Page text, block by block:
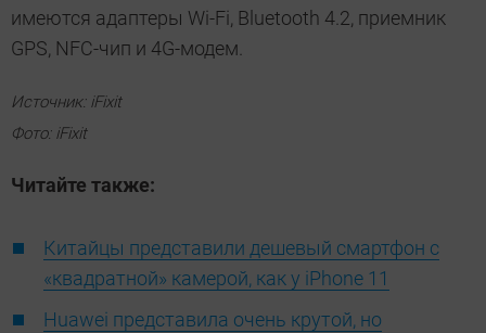
имеются адаптеры Wi-Fi, Bluetooth 4.2, приемник
GPS, NFC-чип и 4G-модем.
Источник: iFixit
Фото: iFixit
Читайте также:
Китайцы представили дешевый смартфон с
«квадратной» камерой, как у iPhone 11
Huawei представила очень крутой, но